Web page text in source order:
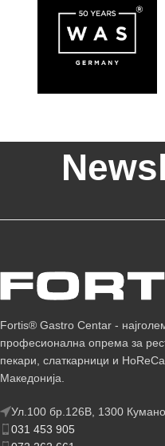
Fortis® Gastro Centar -
професионална опрема за
пекари, слаткарници и
Македонија.
Ул.100 бр.126В, 1300
031 453 905